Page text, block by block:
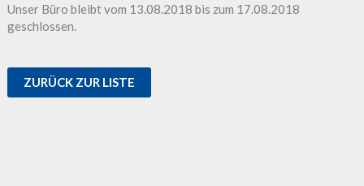
Unser Büro bleibt vom 13.08.2018 bis zum 17.08.2018
geschlossen.
ZURÜCK ZUR LISTE